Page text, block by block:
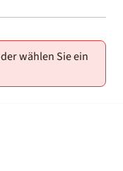
wählen Sie ein